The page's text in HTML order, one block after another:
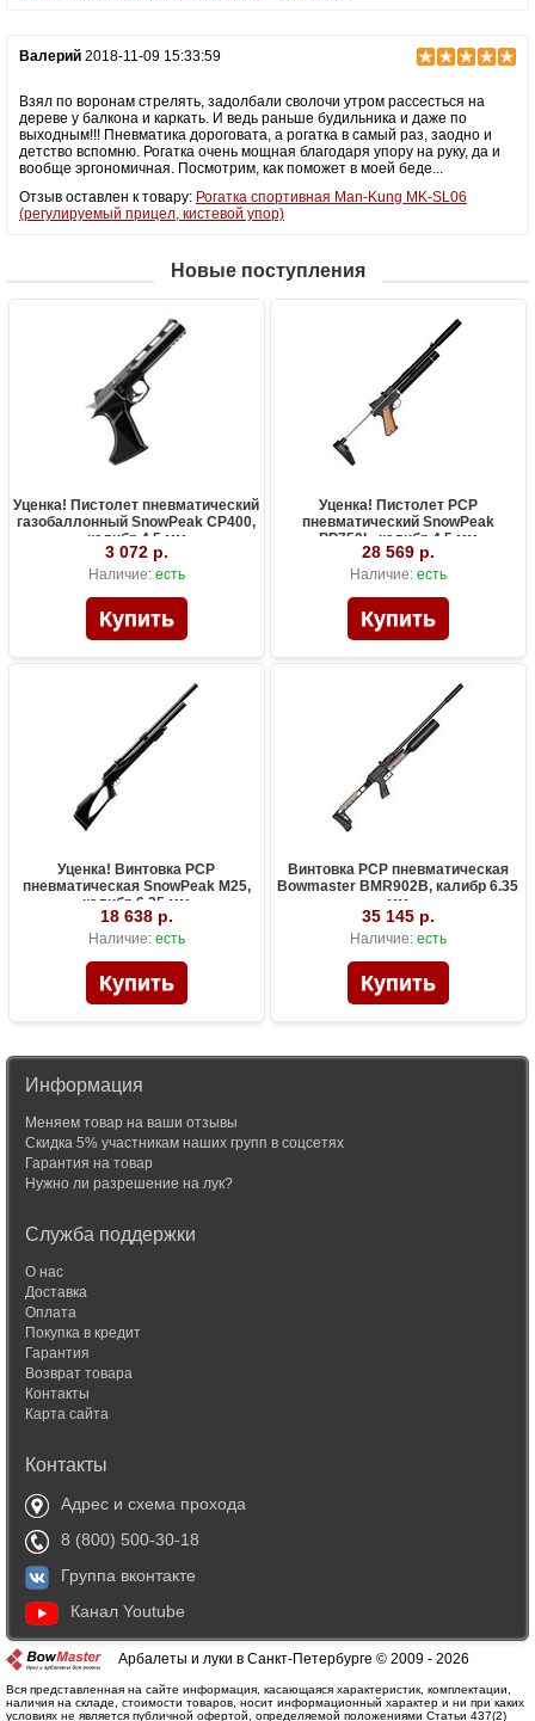
Валерий 2018-11-09 15:33:59
Взял по воронам стрелять, задолбали сволочи утром рассесться на
дереве у балкона и каркать. И ведь раньше будильника и даже по
выходным!!! Пневматика дороговата, а рогатка в самый раз, заодно и
детство вспомню. Рогатка очень мощная благодаря упору на руку, да и
вообще эргономичная. Посмотрим, как поможет в моей беде...
Отзыв оставлен к товару: Рогатка спортивная Man-Kung MK-SL06
(регулируемый прицел, кистевой упор)
Новые поступления
Уценка! Пистолет пневматический
газобаллонный SnowPeak CP400,
калибр 4.5 мм
3 072 р.
Наличие: есть
Уценка! Пистолет PCP
пневматический SnowPeak
PP750L, калибр 4.5 мм
28 569 р.
Наличие: есть
Уценка! Винтовка PCP
пневматическая SnowPeak M25,
калибр 6.35 мм
18 638 р.
Наличие: есть
Винтовка PCP пневматическая
Bowmaster BMR902B, калибр 6.35
мм
35 145 р.
Наличие: есть
Информация
Меняем товар на ваши отзывы
Скидка 5% участникам наших групп в соцсетях
Гарантия на товар
Нужно ли разрешение на лук?
Служба поддержки
О нас
Доставка
Оплата
Покупка в кредит
Гарантия
Возврат товара
Контакты
Карта сайта
Контакты
Адрес и схема прохода
8 (800) 500-30-18
Группа вконтакте
Канал Youtube
Арбалеты и луки в Санкт-Петербурге © 2009 - 2026
Вся представленная на сайте информация, касающаяся характеристик, комплектации,
наличия на складе, стоимости товаров, носит информационный характер и ни при каких
условиях не является публичной офертой, определяемой положениями Статьи 437(2)